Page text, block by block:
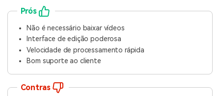
Prós
Não é necessário baixar vídeos
Interface de edição poderosa
Velocidade de processamento rápida
Bom suporte ao cliente
Contras